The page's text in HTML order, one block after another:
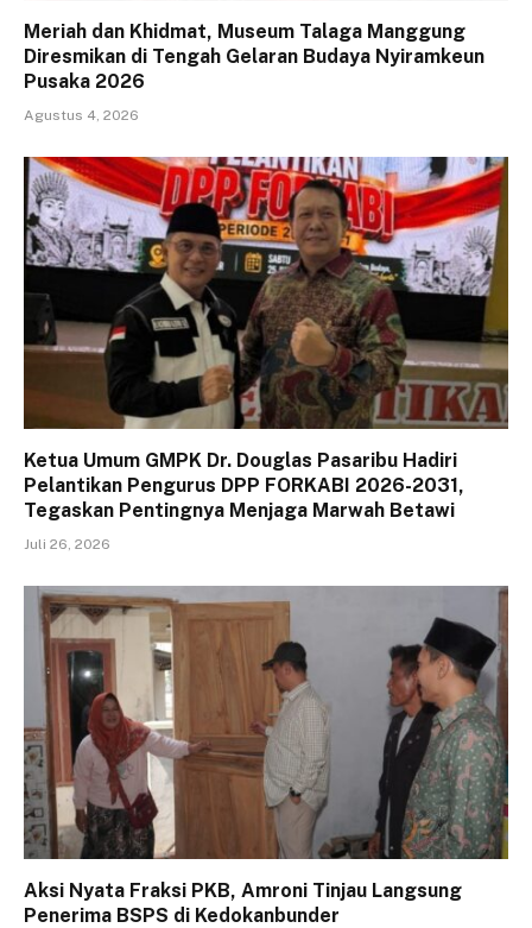
Meriah dan Khidmat, Museum Talaga Manggung
Diresmikan di Tengah Gelaran Budaya Nyiramkeun
Pusaka 2026
Agustus 4, 2026
Ketua Umum GMPK Dr. Douglas Pasaribu Hadiri
Pelantikan Pengurus DPP FORKABI 2026-2031,
Tegaskan Pentingnya Menjaga Marwah Betawi
Juli 26, 2026
Aksi Nyata Fraksi PKB, Amroni Tinjau Langsung
Penerima BSPS di Kedokanbunder